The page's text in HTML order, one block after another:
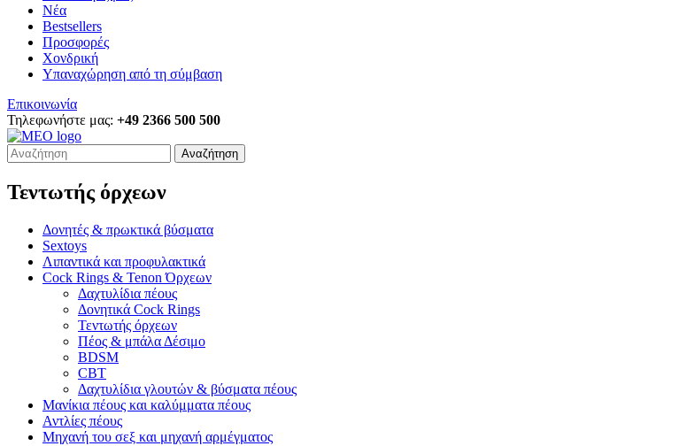
Νέα
Bestsellers
Προσφορές
Χονδρική
Υπαναχώρηση από τη σύμβαση
Επικοινωνία
Τηλεφωνήστε μας: +49 2366 500 500
Αναζήτηση
Τεντωτής όρχεων
Δονητές & πρωκτικά βύσματα
Sextoys
Λιπαντικά και προφυλακτικά
Cock Rings & Tenon Όρχεων
Δαχτυλίδια πέους
Δονητικά Cock Rings
Τεντωτής όρχεων
Πέος & μπάλα Δέσιμο
BDSM
CBT
Δαχτυλίδια γλουτών & βύσματα πέους
Μανίκια πέους και καλύμματα πέους
Αντλίες πέους
Μηχανή του σεξ και μηχανή αρμέγματος